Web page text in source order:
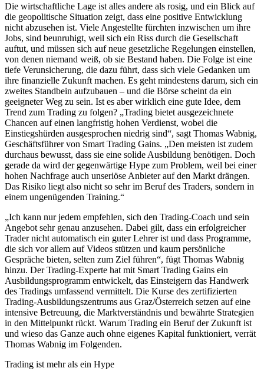
Die wirtschaftliche Lage ist alles andere als rosig, und ein Blick auf
die geopolitische Situation zeigt, dass eine positive Entwicklung
nicht abzusehen ist. Viele Angestellte fürchten inzwischen um ihre
Jobs, sind beunruhigt, weil sich ein Riss durch die Gesellschaft
auftut, und müssen sich auf neue gesetzliche Regelungen einstellen,
von denen niemand weiß, ob sie Bestand haben. Die Folge ist eine
tiefe Verunsicherung, die dazu führt, dass sich viele Gedanken um
ihre finanzielle Zukunft machen. Es geht mindestens darum, sich ein
zweites Standbein aufzubauen – und die Börse scheint da ein
geeigneter Weg zu sein. Ist es aber wirklich eine gute Idee, dem
Trend zum Trading zu folgen? „Trading bietet ausgezeichnete
Chancen auf einen langfristig hohen Verdienst, wobei die
Einstiegshürden ausgesprochen niedrig sind“, sagt Thomas Wabnig,
Geschäftsführer von Smart Trading Gains. „Den meisten ist zudem
durchaus bewusst, dass sie eine solide Ausbildung benötigen. Doch
gerade da wird der gegenwärtige Hype zum Problem, weil bei einer
hohen Nachfrage auch unseriöse Anbieter auf den Markt drängen.
Das Risiko liegt also nicht so sehr im Beruf des Traders, sondern in
einem ungenügenden Training.“
„Ich kann nur jedem empfehlen, sich den Trading-Coach und sein
Angebot sehr genau anzusehen. Dabei gilt, dass ein erfolgreicher
Trader nicht automatisch ein guter Lehrer ist und dass Programme,
die sich vor allem auf Videos stützen und kaum persönliche
Gespräche bieten, selten zum Ziel führen“, fügt Thomas Wabnig
hinzu. Der Trading-Experte hat mit Smart Trading Gains ein
Ausbildungsprogramm entwickelt, das Einsteigern das Handwerk
des Tradings umfassend vermittelt. Die Kurse des zertifizierten
Trading-Ausbildungszentrums aus Graz/Österreich setzen auf eine
intensive Betreuung, die Marktverständnis und bewährte Strategien
in den Mittelpunkt rückt. Warum Trading ein Beruf der Zukunft ist
und wieso das Ganze auch ohne eigenes Kapital funktioniert, verrät
Thomas Wabnig im Folgenden.
Trading ist mehr als ein Hype